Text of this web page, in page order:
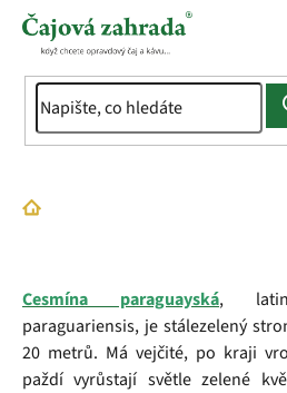
Přejít
Domů
Cesmína paraguayská,
paraguariensis, je stálezelený
20 metrů. Má vejčité, po kraji
paždí vyrůstají světle zelené